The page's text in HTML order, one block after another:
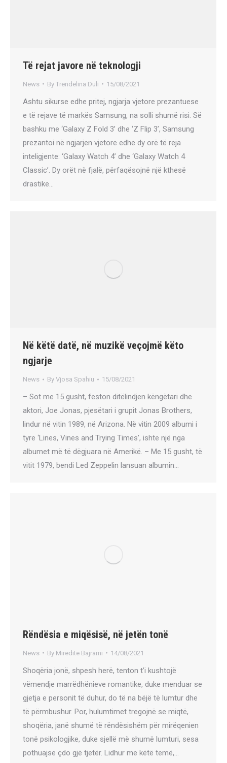
Të rejat javore në teknologji
News By Trendelina Duli 15/08/2021
Ashtu sikurse edhe pritej, ngjarja vjetore prezantuese
e të rejave të markës Samsung, na solli shumë risi. Së
bashku me ‘Galaxy Z Fold 3’ dhe ‘Z Flip 3’, Samsung
prezantoi në ngjarjen vjetore edhe dy orë të reja
inteligjente: ‘Galaxy Watch 4’ dhe ‘Galaxy Watch 4
Classic’. Dy orët në fjalë, përfaqësojnë një kthesë
drastike…
Në këtë datë, në muzikë veçojmë këto
ngjarje
News By Vjosa Spahiu 15/08/2021
– Sot me 15 gusht, feston ditëlindjen këngëtari dhe
aktori, Joe Jonas, pjesëtari i grupit Jonas Brothers,
lindur në vitin 1989, në Arizona. Në vitin 2009 albumi i
tyre ‘Lines, Vines and Trying Times’, ishte një nga
albumet më të dëgjuara në Amerikë. – Me 15 gusht, të
vitit 1979, bendi Led Zeppelin lansuan albumin…
Rëndësia e miqësisë, në jetën tonë
News By Miredite Bajrami 14/08/2021
Shoqëria jonë, shpesh herë, tenton t’i kushtojë
vëmendje marrëdhënieve romantike, duke menduar se
gjetja e personit të duhur, do të na bëjë të lumtur dhe
të përmbushur. Por, hulumtimet tregojnë se miqtë,
shoqëria, janë shumë të rëndësishëm për mirëqenien
tonë psikologjike, duke sjellë më shumë lumturi, sesa
pothuajse çdo gjë tjetër. Lidhur me këtë temë,…